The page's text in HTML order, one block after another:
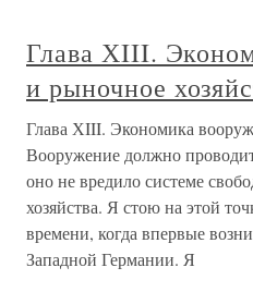
Глава ХIII.
и рыночное
Глава ХIII. Экономика
Вооружение должно
оно не вредило системе
хозяйства. Я стою на этой
времени, когда впервые
Западной Германии. Я